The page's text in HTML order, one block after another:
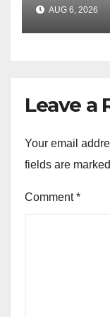
AUG 6, 2026
Leave a
Your email
fields are marked
Comment*